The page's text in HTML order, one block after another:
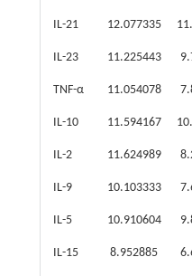
IL-21 12.077335
IL-23 11.225443
TNF-α 11.054078
IL-10 11.594167
IL-2 11.624989
IL-9 10.103333
IL-5 10.910604
IL-15 8.952885